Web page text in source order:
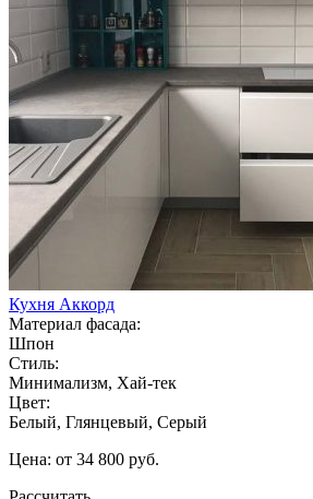
Кухня Аккорд
Материал фасада:
Шпон
Стиль:
Минимализм, Хай-тек
Цвет:
Белый, Глянцевый, Серый
Цена: от 34 800 руб.